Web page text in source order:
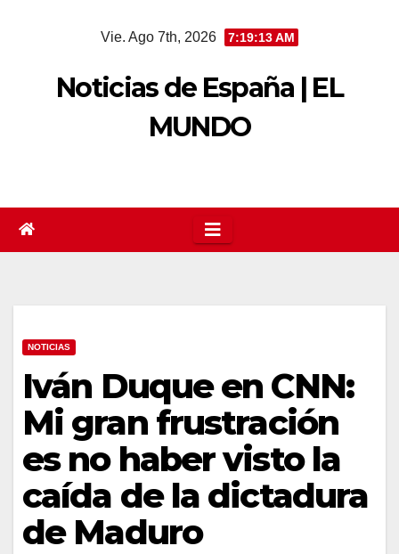
Vie. Ago 7th, 2026 7:19:13 AM
Noticias de España | EL
MUNDO
NOTICIAS
Iván Duque en CNN:
Mi gran frustración
es no haber visto la
caída de la dictadura
de Maduro